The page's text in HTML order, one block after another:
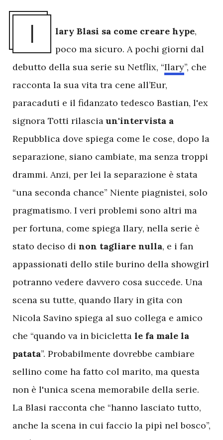
I lary Blasi sa come creare hype,
poco ma sicuro. A pochi giorni dal
debutto della sua serie su Netflix, “Ilary”, che
racconta la sua vita tra cene all’Eur,
paracaduti e il fidanzato tedesco Bastian, l'ex
signora Totti rilasciaun'intervista a
Repubblica dove spiega come le cose, dopo la
separazione, siano cambiate, ma senza troppi
drammi. Anzi, per lei la separazione è stata
“una seconda chance” Niente piagnistei, solo
pragmatismo. I veri problemi sono altri ma
per fortuna, come spiega Ilary, nella serie è
stato deciso di non tagliare nulla, e i fan
appassionati dello stile burino della showgirl
potranno vedere davvero cosa succede. Una
scena su tutte, quando Ilary in gita con
Nicola Savino spiega al suo collega e amico
che “quando va in bicicletta le fa male la
patata”. Probabilmente dovrebbe cambiare
sellino come ha fatto col marito, ma questa
non è l'unica scena memorabile della serie.
La Blasi racconta che “hanno lasciato tutto,
anche la scena in cui faccio la pipì nel bosco”,